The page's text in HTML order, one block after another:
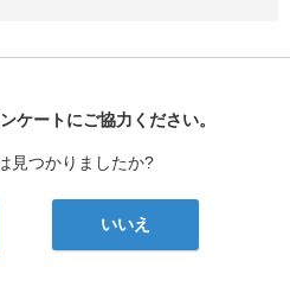
ケートにご協力ください。
見つかりましたか?
いいえ